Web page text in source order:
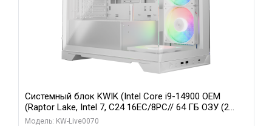
Системный блок KWIK (Intel Core i9-14900 OEM
(Raptor Lake, Intel 7, C24 16EC/8PC// 64 ГБ ОЗУ (2
модуля)/ Gigabyte RTX5080 XTREME WATERFORCE
Модель: KW-Live0070